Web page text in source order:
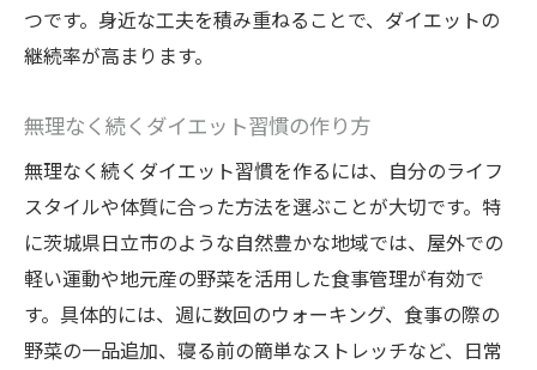
つです。身近な工夫を積み重ねることで、ダイエットの
継続率が高まります。
無理なく続くダイエット習慣の作り方
無理なく続くダイエット習慣を作るには、自分のライフ
スタイルや体質に合った方法を選ぶことが大切です。特
に茨城県日立市のような自然豊かな地域では、屋外での
軽い運動や地元産の野菜を活用した食事管理が有効で
す。具体的には、週に数回のウォーキング、食事の際の
野菜の一品追加、寝る前の簡単なストレッチなど、日常